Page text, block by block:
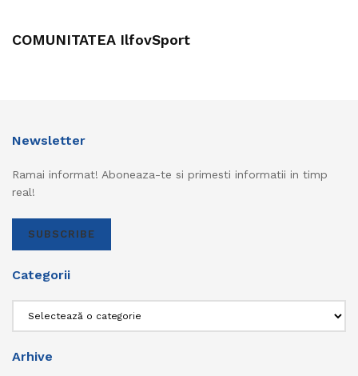
COMUNITATEA IlfovSport
Newsletter
Ramai informat! Aboneaza-te si primesti informatii in timp
real!
SUBSCRIBE
Categorii
Arhive